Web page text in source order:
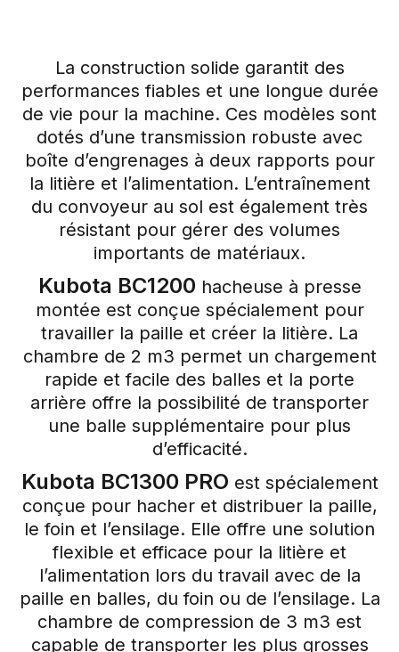
La construction solide garantit des
performances fiables et une longue durée
de vie pour la machine. Ces modèles sont
dotés d’une transmission robuste avec
boîte d’engrenages à deux rapports pour
la litière et l’alimentation. L’entraînement
du convoyeur au sol est également très
résistant pour gérer des volumes
importants de matériaux.
Kubota BC1200 hacheuse à presse
montée est conçue spécialement pour
travailler la paille et créer la litière. La
chambre de 2 m3 permet un chargement
rapide et facile des balles et la porte
arrière offre la possibilité de transporter
une balle supplémentaire pour plus
d’efficacité.
Kubota BC1300 PRO est spécialement
conçue pour hacher et distribuer la paille,
le foin et l’ensilage. Elle offre une solution
flexible et efficace pour la litière et
l’alimentation lors du travail avec de la
paille en balles, du foin ou de l’ensilage. La
chambre de compression de 3 m3 est
capable de transporter les plus grosses